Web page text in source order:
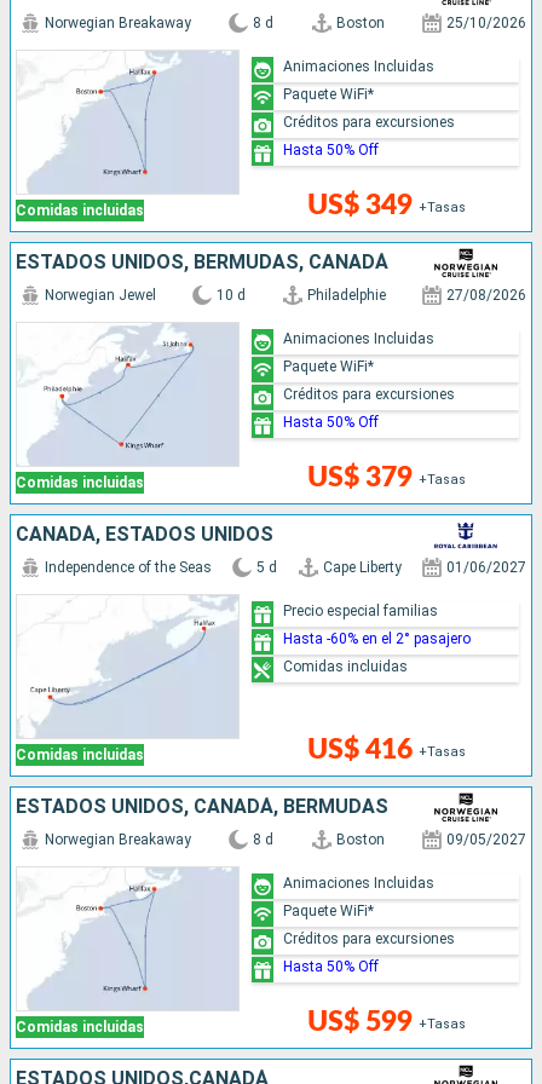
Comidas incluidas
Norwegian Breakaway 8 d Boston 25/10/2026
US$ 349 +Tasas
Animaciones Incluidas
Paquete WiFi*
Créditos para excursiones
Hasta 50% Off
ESTADOS UNIDOS, BERMUDAS, CANADÁ
Comidas incluidas
Norwegian Jewel 10 d Philadelphie 27/08/2026
US$ 379 +Tasas
Animaciones Incluidas
Paquete WiFi*
Créditos para excursiones
Hasta 50% Off
CANADÁ, ESTADOS UNIDOS
Comidas incluidas
Independence of the Seas 5 d Cape Liberty 01/06/2027
US$ 416 +Tasas
Precio especial familias
Hasta -60% en el 2° pasajero
Comidas incluidas
ESTADOS UNIDOS, CANADÁ, BERMUDAS
Comidas incluidas
Norwegian Breakaway 8 d Boston 09/05/2027
US$ 599 +Tasas
Animaciones Incluidas
Paquete WiFi*
Créditos para excursiones
Hasta 50% Off
ESTADOS UNIDOS,CANADÁ